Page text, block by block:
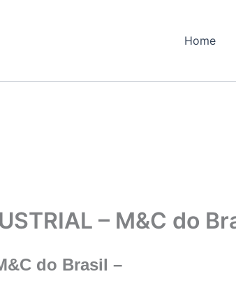
Home
– M&C do
do Brasil –